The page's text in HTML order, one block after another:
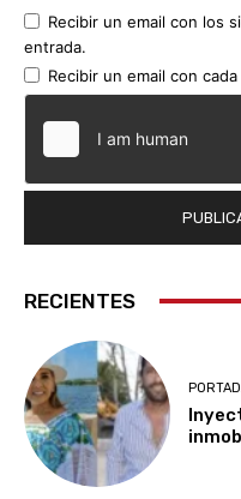
Recibir un email con los
entrada.
Recibir un email con
RECIENTES